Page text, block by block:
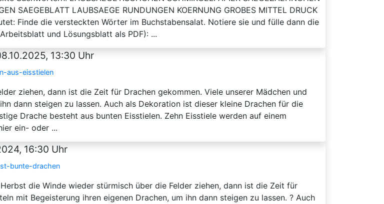
SAEGEBLATT LAUBSAEGE RUNDUNGEN KOERNUNG GROBES MITTEL DRUCK
Finde die versteckten Wörter im Buchstabensalat. Notiere sie und fülle dann die
und Lösungsblatt als PDF): ...
13:30 Uhr
aus-eisstielen
ziehen, dann ist die Zeit für Drachen gekommen. Viele unserer Mädchen und
dann steigen zu lassen. Auch als Dekoration ist dieser kleine Drachen für die
Drache besteht aus bunten Eisstielen. Zehn Eisstiele werden auf einem
ein- oder ...
16:30 Uhr
bunte-drachen
die Winde wieder stürmisch über die Felder ziehen, dann ist die Zeit für
mit Begeisterung ihren eigenen Drachen, um ihn dann steigen zu lassen. ? Auch